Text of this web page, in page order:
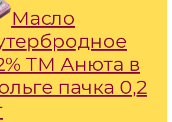
Масло
ТМ Анюта в
пачка 0,2